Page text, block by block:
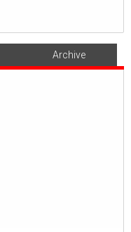
Archive